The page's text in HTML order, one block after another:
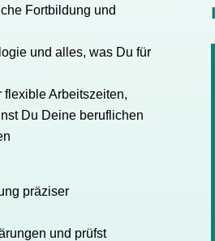
Fortbildung und
und alles, was Du für
flexible Arbeitszeiten,
Du Deine beruflichen
präziser
und prüfst